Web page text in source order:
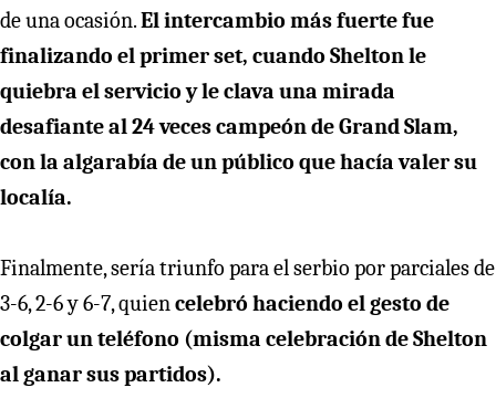
de una ocasión.El intercambio más fuerte fue
finalizando el primer set, cuando Shelton le
quiebra el servicio y le clava una mirada
desafiante al 24 veces campeón de Grand Slam,
con la algarabía de un público que hacía valer su
localía.
Finalmente, sería triunfo para el serbio por parciales de
3-6, 2-6 y 6-7, quiencelebró haciendo el gesto de
colgar un teléfono (misma celebración de Shelton
al ganar sus partidos).